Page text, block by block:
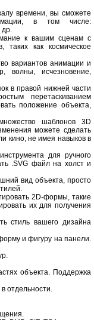
времени, вы сможете
в том числе:
др.
к вашим сценам с
как космическое
вариантов анимации и
волны, исчезновение,
в правой нижней части
перетаскиванием
положение объекта,
шаблонов 3D
можете сделать
кино, не имея навыков в
для ручного
.SVG файл на холст и
вид объекта, просто
2D-формы, такие
их для получения
стиль вашего дизайна
и фигуру на панели.
объекта. Поддержка
отдельности.